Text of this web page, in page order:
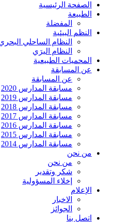
الصفحة الرئيسية
الطبيعة
المفضلة
النظم البيئية
النظام الساحلي
النظام البرَي
المحميات الطبيعية
عن المسابقة
عن المسابقة
مسابقة المدارس 2020
مسابقة المدارس 2019
مسابقة المدارس 2018
مسابقة المدارس 2017
مسابقة المدارس 2016
مسابقة المدارس 2015
مسابقة المدارس 2014
من نحن
من نحن
شكر وتقدير
إخلاء المسؤولية
الإعلام
الاخبار
الجوائز
اتصل بنا